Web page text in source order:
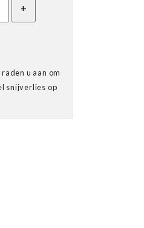
u aan om
snijverlies op